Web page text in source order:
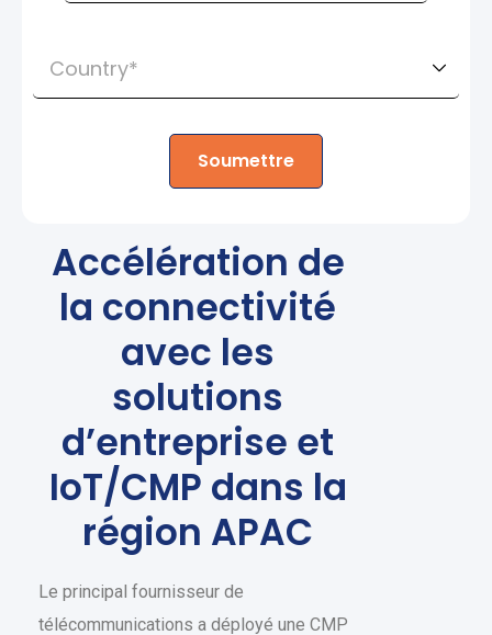
Accélération de
la connectivité
avec les
solutions
d’entreprise et
IoT/CMP dans la
région APAC
Le principal fournisseur de
télécommunications a déployé une CMP
Soumettre